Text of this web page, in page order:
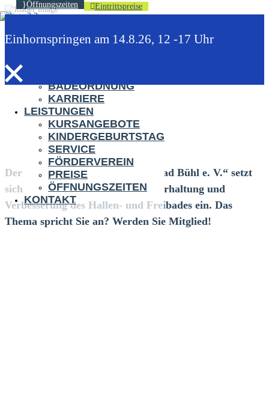
Einhornspringen am 14.8.26, 12 -17 Uhr
Öffnungszeiten Eintrittspreise
HOME
DAS BAD
BADEORDNUNG
KARRIERE
LEISTUNGEN
KURSANGEBOTE
KINDERGEBURTSTAG
SERVICE
FÖRDERVEREIN
PREISE
ÖFFNUNGSZEITEN
KONTAKT
Förderverein
Der „ Förderverein Schwarzwaldbad Bühl e. V.“ setzt
sich seit 2021 für die dauerhafte Erhaltung und
Verbesserung des Hallen- und Freibades ein. Das
Thema spricht Sie an? Werden Sie Mitglied!